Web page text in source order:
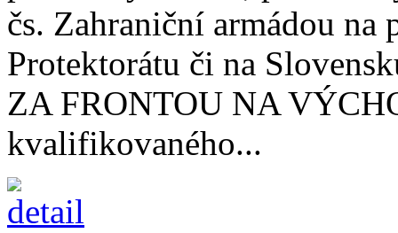
čs. Zahraniční armádou
Protektorátu či na
ZA FRONTOU NA
kvalifikovaného...